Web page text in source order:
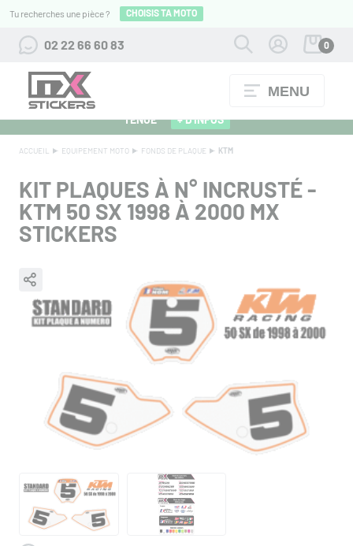
Tu recherches une pièce ? CHOISIS TA MOTO
02 22 66 60 83 0
MENU
ALPINESTARS 27 : FLOCAGE OFFERT POUR L'ACHAT D'UNE
TENUE
+ D'INFOS
ACCUEIL EQUIPEMENT MOTO FONDS DE PLAQUE KTM
KIT PLAQUES À N° INCRUSTÉ -
KTM 50 SX 1998 À 2000 MX
STICKERS